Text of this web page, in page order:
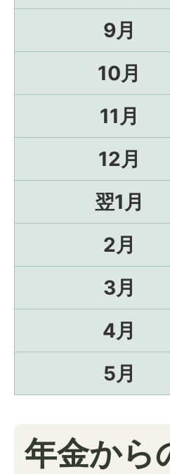
9月
10月
11月
12月
翌1月
2月
3月
4月
5月
年金から